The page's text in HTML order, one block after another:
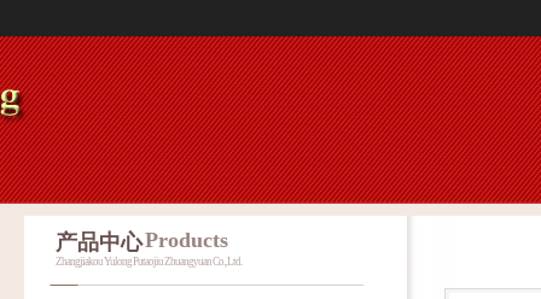
产品中心Products
Zhangjiakou Yulong Putaojiu Zhuangyuan Co., Ltd.